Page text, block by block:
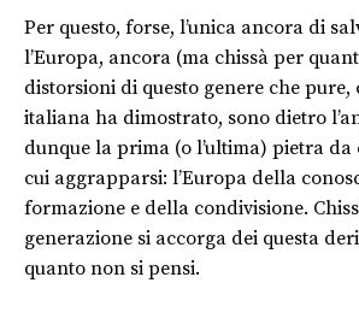
Per questo, forse, l’unica ancora di
l’Europa, ancora (ma chissà per
distorsioni di questo genere che pure,
italiana ha dimostrato, sono dietro
dunque la prima (o l’ultima) pietra
cui aggrapparsi: l’Europa della
formazione e della condivisione.
generazione si accorga dei questa
quanto non si pensi.